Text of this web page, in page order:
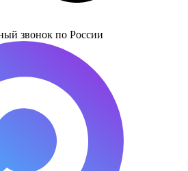
звонок по России